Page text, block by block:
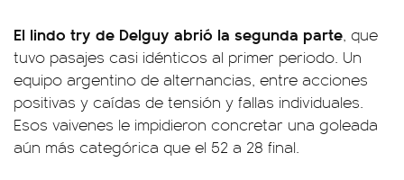
El lindo try de Delguy abrió la segunda parte, que
tuvo pasajes casi idénticos al primer periodo. Un
equipo argentino de alternancias, entre acciones
positivas y caídas de tensión y fallas individuales.
Esos vaivenes le impidieron concretar una goleada
aún más categórica que el 52 a 28 final.